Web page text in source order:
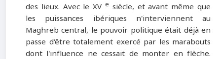
des lieux. Avec le XV e siècle, et avant même que
les puissances ibériques n'interviennent au
Maghreb central, le pouvoir politique était déjà en
passe d'être totalement exercé par les marabouts
dont l'influence ne cessait de monter en flèche.